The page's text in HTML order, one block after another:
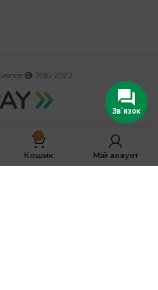
2016-2022
0
Кошик Мій акаунт
Зв`язок